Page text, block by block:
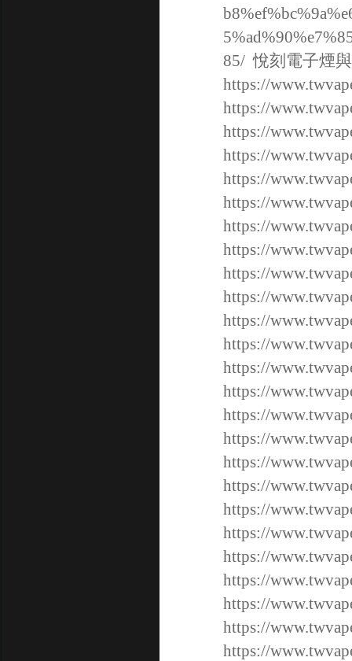
85/悅刻電子煙
https://
https://
https://
https://
https://
https://
https://
https://
https://
https://
https://
https://
https://
https://
https://
https://
https://
https://
https://
https://
https://
https://
https://
https://
https://